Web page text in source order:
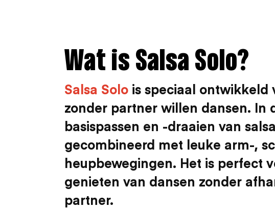
Wat is Salsa Solo?
Salsa Solo is speciaal ontwikkeld
zonder partner willen dansen. In
basispassen en -draaien van
gecombineerd met leuke arm-,
heupbewegingen. Het is perfect
genieten van dansen zonder
partner.